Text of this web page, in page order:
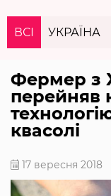
ВСІ УКРАЇНА
Фермер з
перейняв
квасолі
17 вересня 2018